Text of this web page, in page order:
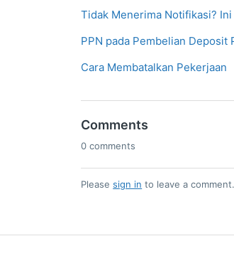
Tidak Menerima Notifikasi?
PPN pada Pembelian Deposit
Cara Membatalkan Pekerjaan
Comments
0 comments
Pleasesign in to leave a comment.